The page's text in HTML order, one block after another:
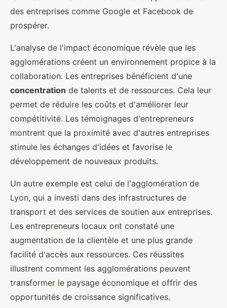
des entreprises comme Google et Facebook de
prospérer.
L'analyse de l'impact économique révèle que les
agglomérations créent un environnement propice à la
collaboration. Les entreprises bénéficient d'une
concentration de talents et de ressources. Cela leur
permet de réduire les coûts et d'améliorer leur
compétitivité. Les témoignages d'entrepreneurs
montrent que la proximité avec d'autres entreprises
stimule les échanges d'idées et favorise le
développement de nouveaux produits.
Un autre exemple est celui de l'agglomération de
Lyon, qui a investi dans des infrastructures de
transport et des services de soutien aux entreprises.
Les entrepreneurs locaux ont constaté une
augmentation de la clientèle et une plus grande
facilité d'accès aux ressources. Ces réussites
illustrent comment les agglomérations peuvent
transformer le paysage économique et offrir des
opportunités de croissance significatives.